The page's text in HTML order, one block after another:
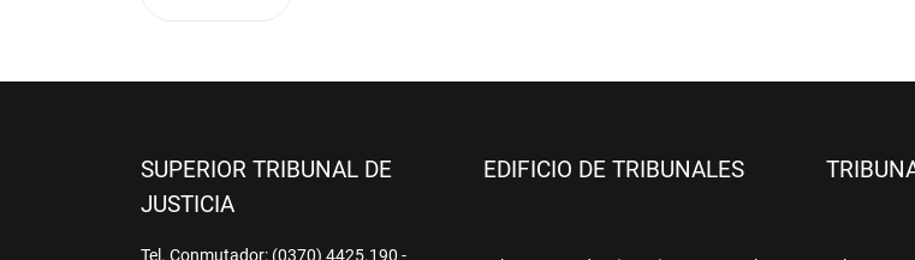
SUPERIOR TRIBUNAL DE
JUSTICIA
Tel. Conmutador: (0370) 4425.190 -
EDIFICIO DE TRIBUNALES